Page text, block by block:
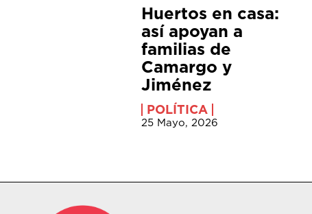
Huertos en casa:
así apoyan a
familias de
Camargo y
Jiménez
POLÍTICA
25 Mayo, 2026